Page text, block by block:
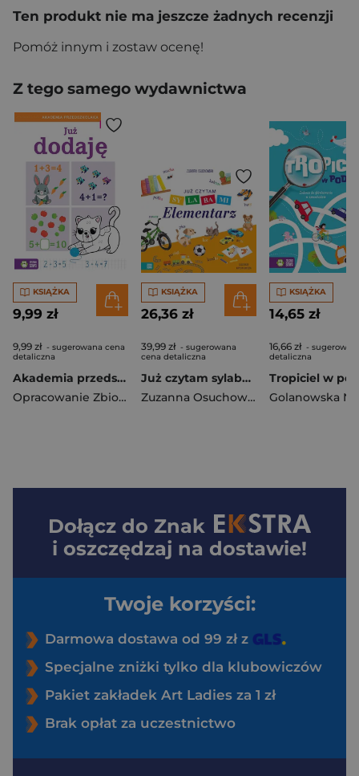
Ten produkt nie ma jeszcze żadnych recenzji
Pomóż innym i zostaw ocenę!
Z tego samego wydawnictwa
KSIĄŻKA
9,99 zł
9,99 zł - sugerowana cena
detaliczna
Akademia przedszkolaka. Już dodaję
Opracowanie Zbiorowe
KSIĄŻKA
26,36 zł
39,99 zł - sugerowana
cena detaliczna
Już czytam sylabami. Elementarz
Zuzanna Osuchowska
KSIĄŻKA
14,65 zł
16,66 zł -
detaliczna
Golanowska
Dołącz do Znak
i oszczędzaj na dostawie!
Twoje korzyści:
Darmowa dostawa od 99 zł z
Specjalne zniżki tylko dla klubowiczów
Pakiet zakładek Art Ladies za 1 zł
Brak opłat za uczestnictwo